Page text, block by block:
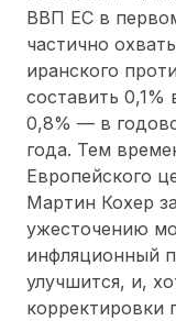
ВВП ЕС в
частично
иранского
составить 0,1%
0,8% — в
года. Тем
Европейского
Мартин Кохер
ужесточению
инфляционный
улучшится, и,
корректировки